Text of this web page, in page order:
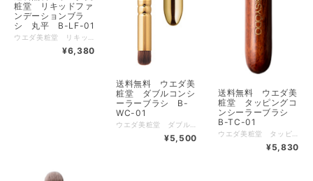
粧堂 リキッドファ
ンデーションブラ
シ 丸平 B-LF-01
¥6,380
送料無料 ウエダ美
粧堂 ダブルコンシ
ーラーブラシ B-
WC-01
¥5,500
送料無料 ウエダ美
粧堂 タッピングコ
ンシーラーブラシ
B-TC-01
¥5,830